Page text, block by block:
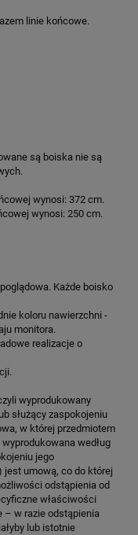
linie końcowe.
są boiska nie są
wynosi: 372 cm.
wynosi: 250 cm.
Każde boisko
koloru nawierzchni -
monitora.
realizacje o
wyprodukowany
służący zaspokojeniu
w której przedmiotem
według
jego
jest umową, co do której
odstąpienia od
właściwości
– w razie odstąpienia
lub istotnie